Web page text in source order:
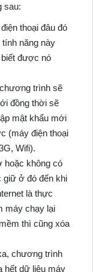
sau:
thoại đâu đó
tính năng này
biết được nó
trình sẽ
đồng thời sẽ
mật khẩu mới
(máy điện thoại
Wifi).
hoặc không có
giữ ở đó đến khi
là thực
máy chạy lại
thì cũng xóa
chương trình
hết dữ liệu máy